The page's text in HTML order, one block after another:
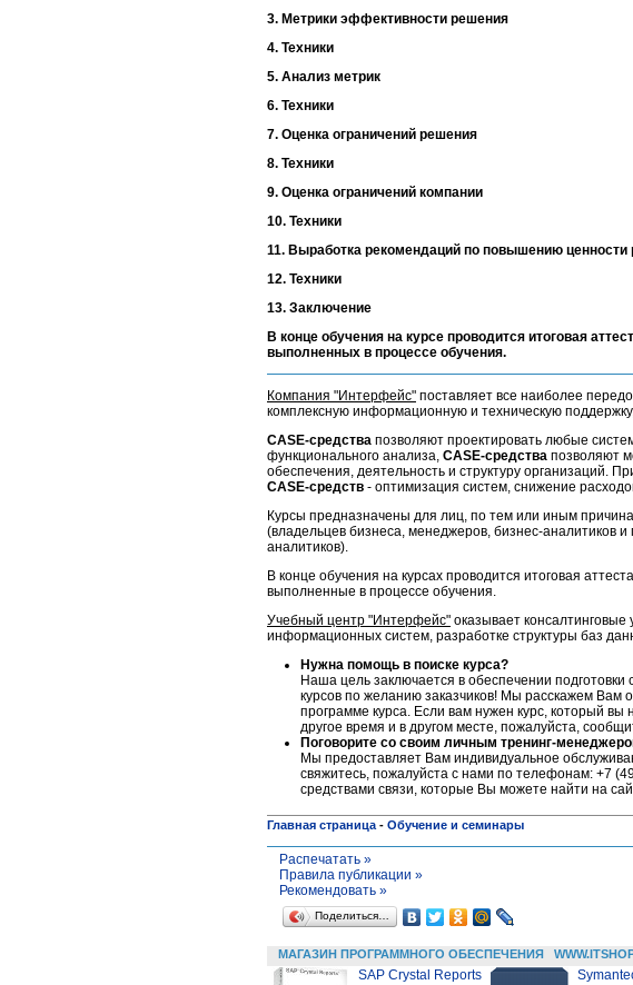
3. Метрики эффективности решения
4. Техники
5. Анализ метрик
6. Техники
7. Оценка ограничений решения
8. Техники
9. Оценка ограничений компании
10. Техники
11. Выработка рекомендаций по повышению ценности
12. Техники
13. Заключение
В конце обучения на курсе проводится итоговая
выполненных в процессе обучения.
Компания "Интерфейс" поставляет все наиболее
комплексную информационную и техническую
CASE-средства позволяют проектировать любые
функционального анализа, CASE-средства позволяют
обеспечения, деятельность и структуру организаций.
CASE-средств - оптимизация систем, снижение
Курсы предназначены для лиц, по тем или иным
(владельцев бизнеса, менеджеров, бизнес-аналитиков
аналитиков).
В конце обучения на курсах проводится итоговая
выполненные в процессе обучения.
Учебный центр "Интерфейс" оказывает
информационных систем, разработке структуры баз
Нужна помощь в поиске курса?
Наша цель заключается в обеспечении
курсов по желанию заказчиков! Мы расскажем Вам
программе курса. Если вам нужен курс, который вы
другое время и в другом месте, пожалуйста,
Поговорите со своим личным тренинг-
Мы предоставляет Вам индивидуальное
свяжитесь, пожалуйста c нами по телефонам: +7
средствами связи, которые Вы можете найти на
Главная страница - Обучение и семинары
Распечатать »
Правила публикации »
Рекомендовать »
Поделиться…
МАГАЗИН ПРОГРАММНОГО ОБЕСПЕЧЕНИЯ
SAP Crystal Reports